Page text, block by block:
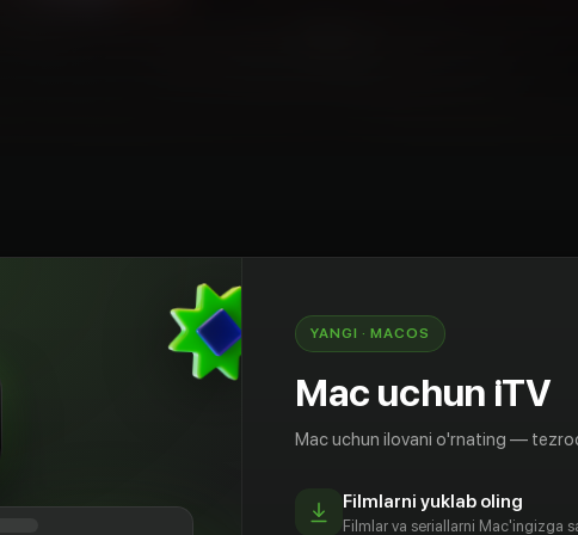
Яго, и вот они уже развлекаются в её
С сексом, правда, ничего не выходит —
А поутру пара просыпается от рёва сирен и
— власти призывают всех запереться и
в небе над всей планетой появились розовые
YANGI · MACOS
Mac uchun iTV
Mac uchun ilovani o'rnating —
Filmlarni yuklab oling
Filmlar va seriallarni Mac'ingizga